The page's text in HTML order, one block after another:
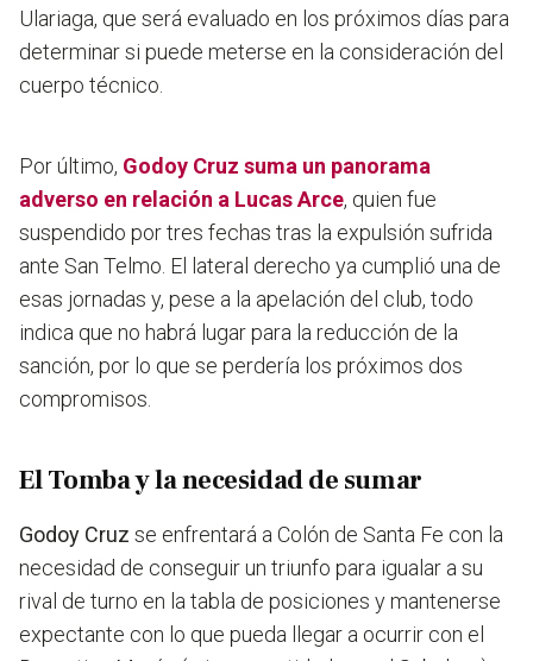
Ulariaga, que será evaluado en los próximos días para
determinar si puede meterse en la consideración del
cuerpo técnico.
Por último, Godoy Cruz suma un panorama
adverso en relación a Lucas Arce, quien fue
suspendido por tres fechas tras la expulsión sufrida
ante San Telmo. El lateral derecho ya cumplió una de
esas jornadas y, pese a la apelación del club, todo
indica que no habrá lugar para la reducción de la
sanción, por lo que se perdería los próximos dos
compromisos.
El Tomba y la necesidad de sumar
Godoy Cruz se enfrentará a Colón de Santa Fe con la
necesidad de conseguir un triunfo para igualar a su
rival de turno en la tabla de posiciones y mantenerse
expectante con lo que pueda llegar a ocurrir con el